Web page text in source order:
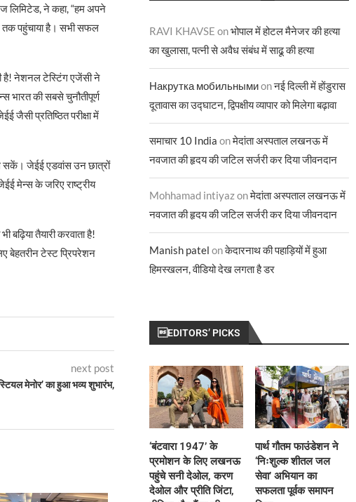
लिमिटेड, ने कहा, “हम अपने
तक पहुंचाया है। सभी सफल
है! नेशनल टेस्टिंग एजेंसी ने
की सबसे चुनौतीपूर्ण
प्रतिष्ठित परीक्षा में
सकें। जेईई एडवांस उन छात्रों
मेन्स के जरिए राष्ट्रीय
तैयारी करवाता है!
बेहतरीन टेस्ट प्रिपरेशन
next post
मेनोर’ का हुआ भव्य शुभारंभ,
RAVI KHAVSE onभोपाल में होटल मैनेजर की हत्या
का खुलासा, पत्नी से अवैध संबंध में साढू की हत्या
Накрутка мобильнымиonनई दिल्ली में होंडुरास
दूतावास का उद्घाटन, द्विपक्षीय व्यापार को मिलेगा बढ़ावा
समाचार 10 India onमेदांता अस्पताल लखनऊ में
नवजात की हृदय की जटिल सर्जरी कर दिया जीवनदान
Mohhamad intiyazonमेदांता अस्पताल लखनऊ में
नवजात की हृदय की जटिल सर्जरी कर दिया जीवनदान
Manish patel onकेदारनाथ की पहाड़ियों में हुआ
हिमस्खलन, वीडियो देख लगता है डर
EDITORS’ PICKS
‘बंटवारा 1947’ के
प्रमोशन के लिए लखनऊ
पहुंचे सनी देओल, करण
देओल और प्रीति जिंटा,
पार्थ गौतम फाउंडेशन ने
‘निःशुल्क शीतल जल
सेवा’ अभियान का
सफलता पूर्वक समापन